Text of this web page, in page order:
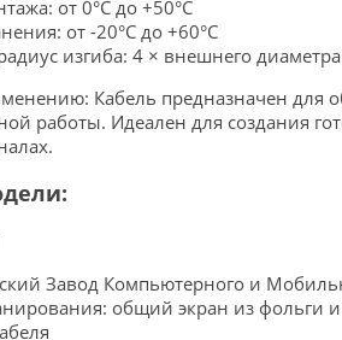
от 0°C до +50°C
от -20°C до +60°C
изгиба: 4 × внешнего диаметра
Кабель предназначен для
работы. Идеален для создания
Завод Компьютерного и
общий экран из фольги